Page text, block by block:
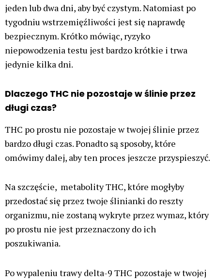
jeden lub dwa dni, aby być czystym. Natomiast po
tygodniu wstrzemięźliwości jest się naprawdę
bezpiecznym. Krótko mówiąc, ryzyko
niepowodzenia testu jest bardzo krótkie i trwa
jedynie kilka dni.
Dlaczego THC nie pozostaje w ślinie przez
długi czas?
THC po prostu nie pozostaje w twojej ślinie przez
bardzo długi czas. Ponadto są sposoby, które
omówimy dalej, aby ten proces jeszcze przyspieszyć.
Na szczęście, metabolity THC, które mogłyby
przedostać się przez twoje ślinianki do reszty
organizmu, nie zostaną wykryte przez wymaz, który
po prostu nie jest przeznaczony do ich
poszukiwania.
Po wypaleniu trawy delta-9 THC pozostaje w twojej